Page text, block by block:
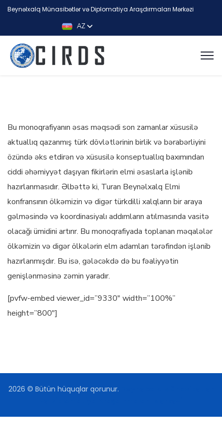
Beynəlxalq Münasibətlər və Diplomatiya Araşdırmaları Mərkəzi
AZ
Bu monoqrafiyanın əsas məqsədi son zamanlar xüsusilə
aktuallıq qazanmış türk dövlətlərinin birlik və bərabərliyini
özündə əks etdirən və xüsusilə konseptuallıq baxımından
ciddi əhəmiyyət daşıyan fikirlərin elmi əsaslarla işlənib
hazırlanmasıdır. Əlbəttə ki, Turan Beynəlxalq Elmi
konfransının ölkəmizin və digər türkdilli xalqların bir araya
gəlməsində və koordinasiyalı addımların atılmasında vasitə
olacağı ümidini artırır. Bu monoqrafiyada toplanan məqalələr
ölkəmizin və digər ölkələrin elm adamları tərəfindən işlənib
hazırlanmışdır. Bu isə, gələcəkdə də bu fəaliyyətin
genişlənməsinə zəmin yaradır.
[pvfw-embed viewer_id=”9330″ width=”100%”
height=”800″]
2026 © Bütün hüquqlar qorunur.